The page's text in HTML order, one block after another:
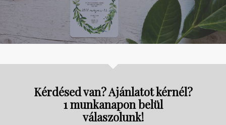
Kérdésed van? Ajánlatot kérnél?
1 munkanapon belül
válaszolunk!